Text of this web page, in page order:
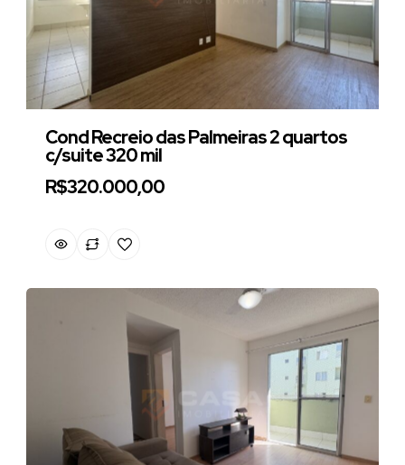
Cond Recreio das Palmeiras 2 quartos
c/suite 320 mil
R$320.000,00